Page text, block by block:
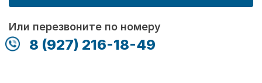
Или перезвоните по номеру
8 (927) 216-18-49